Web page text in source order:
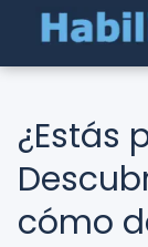
¿Estás
cómo